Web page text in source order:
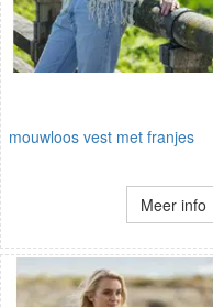
mouwloos vest met franjes
Meer info